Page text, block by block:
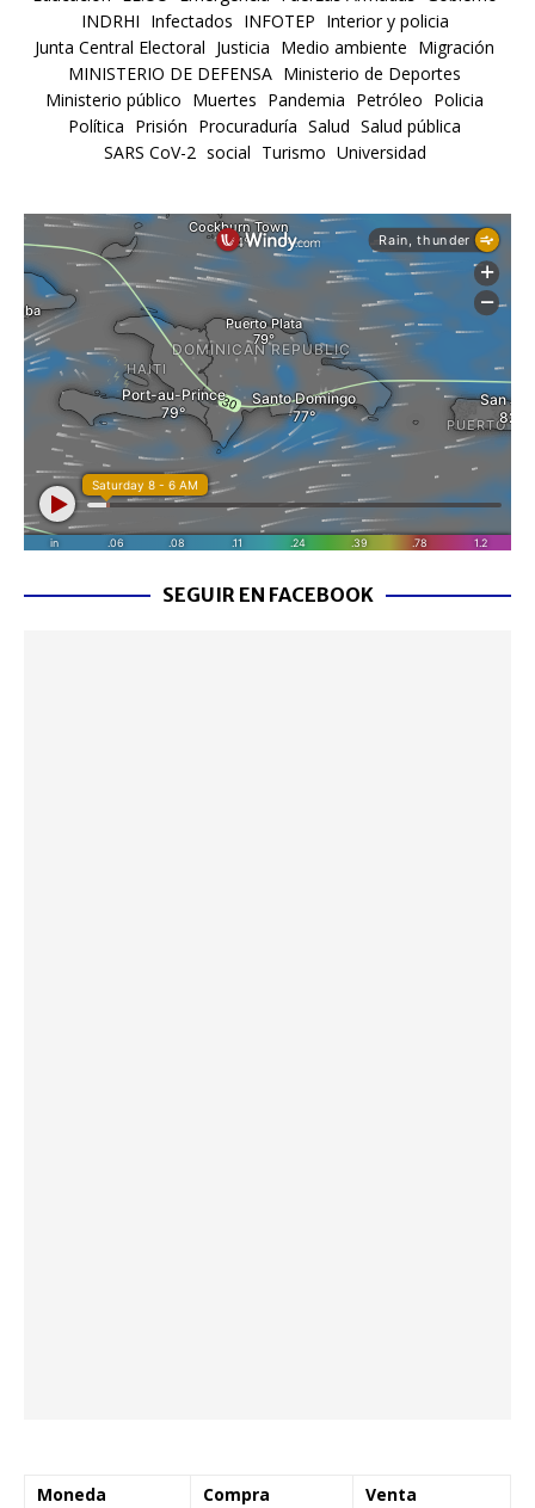
INDRHI Infectados INFOTEP Interior y policia
Junta Central Electoral Justicia Medio ambiente Migración
MINISTERIO DE DEFENSA Ministerio de Deportes
Ministerio público Muertes Pandemia Petróleo Policia
Política Prisión Procuraduría Salud Salud pública
SARS CoV-2 social Turismo Universidad
SEGUIR EN FACEBOOK
Moneda Compra
Venta